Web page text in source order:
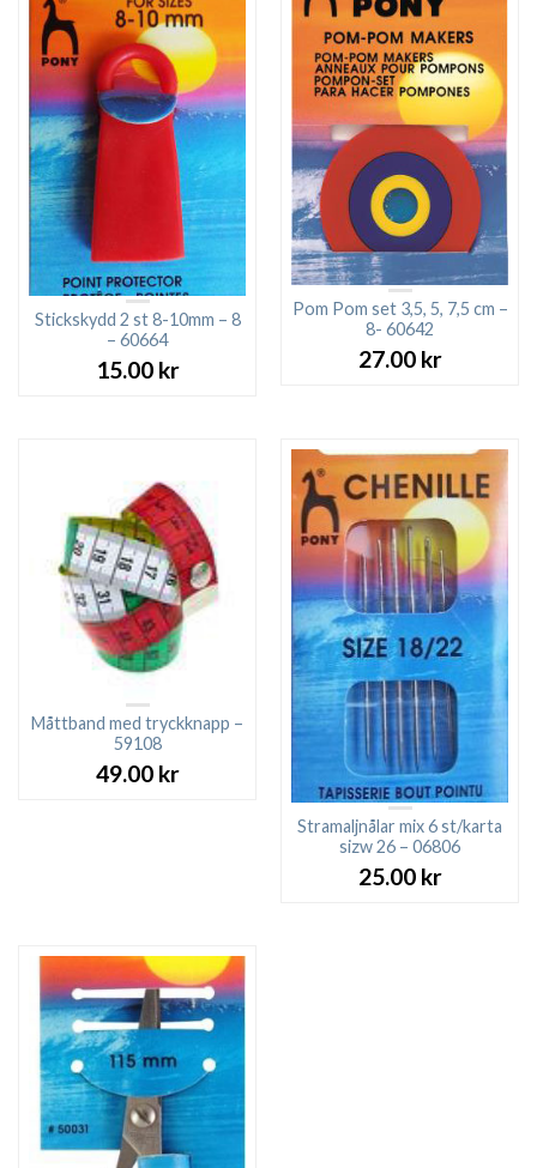
Stickskydd 2 st 8-10mm – 8
– 60664
15.00 kr
Pom Pom set 3,5, 5, 7,5 cm –
8- 60642
27.00 kr
Måttband med tryckknapp –
59108
49.00 kr
Stramaljnålar mix 6 st/karta
sizw 26 – 06806
25.00 kr